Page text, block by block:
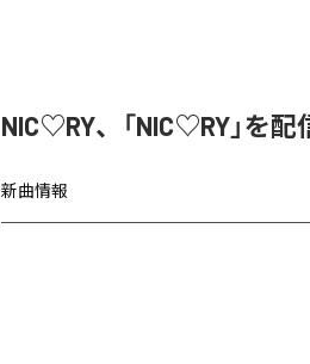
NIC♡RY、「NIC♡RY」を配
新曲情報